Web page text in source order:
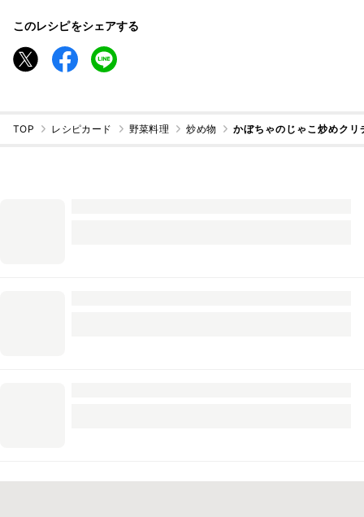
このレシピをシェアする
TOP レシピカード 野菜料理 炒め物 かぼちゃのじゃこ炒めクリ